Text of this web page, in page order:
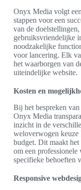
Onyx Media volgt
stappen voor een
van de
gebruiksvriendelijke
noodzakelijke
voor lancering. Elk
het waarborgen van
uiteindelijke website.
Kosten en
Bij het bespreken
Onyx Media
inzicht in de
weloverwogen keuze
budget. Dit maakt
om een professionele
specifieke behoeften
Responsive